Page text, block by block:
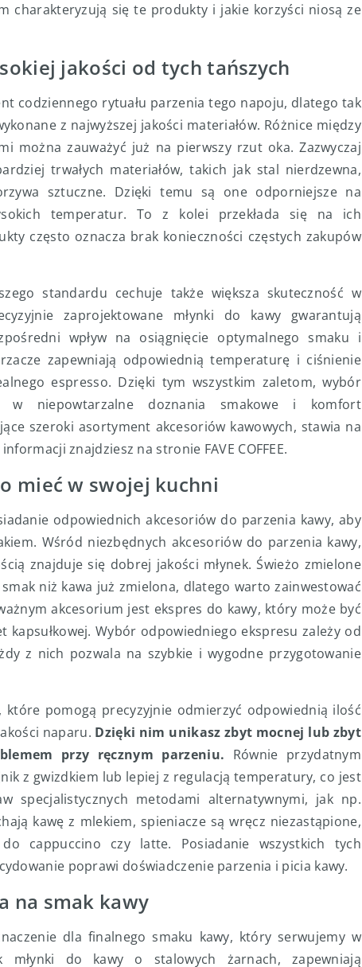
charakteryzują się te produkty i jakie korzyści niosą ze
jakości od tych tańszych
codziennego rytuału parzenia tego napoju, dlatego tak
z najwyższej jakości materiałów. Różnice między
można zauważyć już na pierwszy rzut oka. Zazwyczaj
trwałych materiałów, takich jak stal nierdzewna,
sztuczne. Dzięki temu są one odporniejsze na
temperatur. To z kolei przekłada się na ich
często oznacza brak konieczności częstych zakupów
standardu cechuje także większa skuteczność w
zaprojektowane młynki do kawy gwarantują
wpływ na osiągnięcie optymalnego smaku i
zapewniają odpowiednią temperaturę i ciśnienie
espresso. Dzięki tym wszystkim zaletom, wybór
niepowtarzalne doznania smakowe i komfort
szeroki asortyment akcesoriów kawowych, stawia na
znajdziesz na stronie FAVE COFFEE.
mieć w swojej kuchni
odpowiednich akcesoriów do parzenia kawy, aby
Wśród niezbędnych akcesoriów do parzenia kawy,
znajduje się dobrej jakości młynek. Świeżo zmielone
niż kawa już zmielona, dlatego warto zainwestować
akcesorium jest ekspres do kawy, który może być
Wybór odpowiedniego ekspresu zależy od
z nich pozwala na szybkie i wygodne przygotowanie
pomogą precyzyjnie odmierzyć odpowiednią ilość
naparu. Dzięki nim unikasz zbyt mocnej lub zbyt
przy ręcznym parzeniu. Równie przydatnym
z gwizdkiem lub lepiej z regulacją temperatury, co jest
specjalistycznych metodami alternatywnymi, jak np.
kawę z mlekiem, spieniacze są wręcz niezastąpione,
cappuccino czy latte. Posiadanie wszystkich tych
poprawi doświadczenie parzenia i picia kawy.
na smak kawy
dla finalnego smaku kawy, który serwujemy w
młynki do kawy o stalowych żarnach, zapewniają